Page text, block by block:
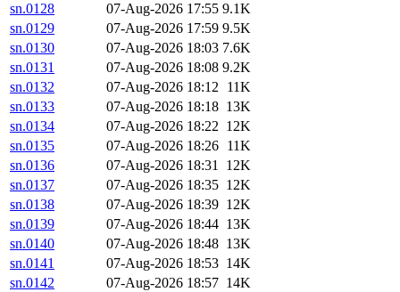
sn.0128
07-Aug-2026 17:55 9.1K
sn.0129
07-Aug-2026 17:59 9.5K
sn.0130
07-Aug-2026 18:03 7.6K
sn.0131
07-Aug-2026 18:08 9.2K
sn.0132
07-Aug-2026 18:12 11K
sn.0133
07-Aug-2026 18:18 13K
sn.0134
07-Aug-2026 18:22 12K
sn.0135
07-Aug-2026 18:26 11K
sn.0136
07-Aug-2026 18:31 12K
sn.0137
07-Aug-2026 18:35 12K
sn.0138
07-Aug-2026 18:39 12K
sn.0139
07-Aug-2026 18:44 13K
sn.0140
07-Aug-2026 18:48 13K
sn.0141
07-Aug-2026 18:53 14K
sn.0142
07-Aug-2026 18:57 14K